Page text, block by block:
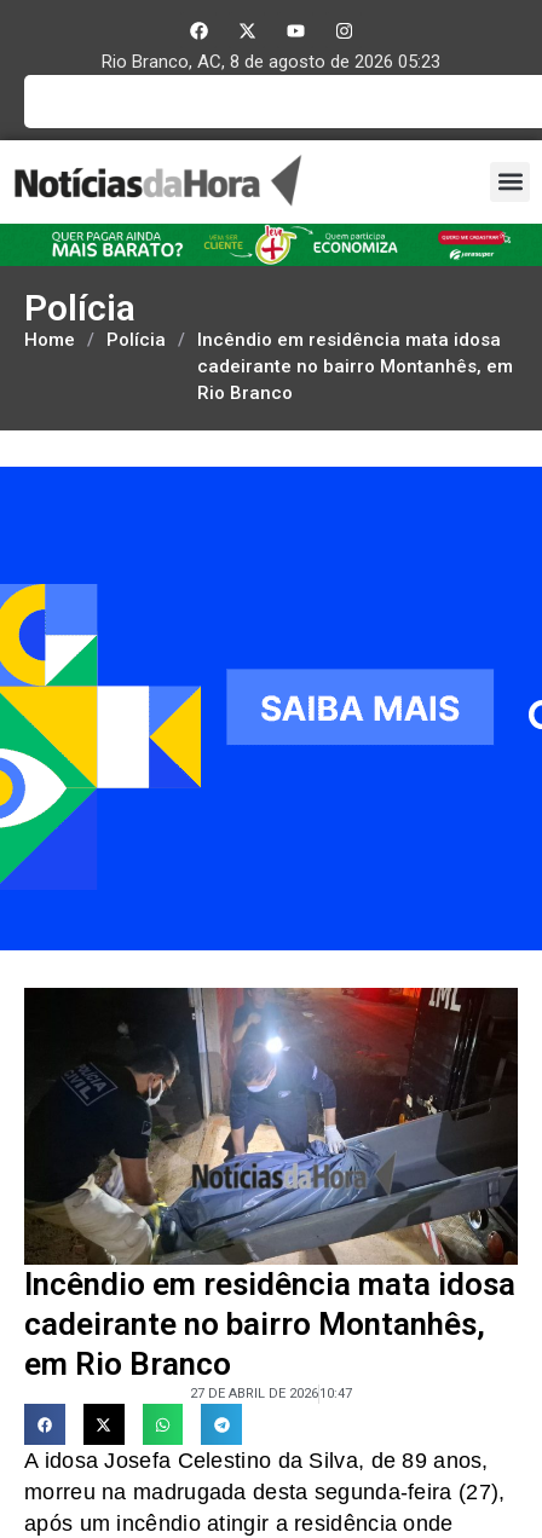
Rio Branco, AC, 8 de agosto de 2026 05:23
Polícia
Home / Polícia /
Incêndio em residência mata idosa
cadeirante no bairro Montanhês, em
Rio Branco
Incêndio em residência mata idosa
cadeirante no bairro Montanhês,
em Rio Branco
27 DE ABRIL DE 202610:47
A idosa Josefa Celestino da Silva, de 89 anos,
morreu na madrugada desta segunda-feira (27),
após um incêndio atingir a residência onde